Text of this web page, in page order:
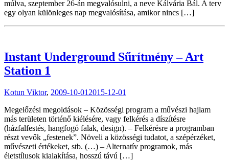
múlva, szeptember 26-án megvalósulni, a neve Kálvária Bál. A terv
egy olyan különleges nap megvalósítása, amikor nincs […]
Instant Underground Sűrítmény – Art
Station 1
Kotun Viktor, 2009-10-01 2015-12-01
Megelőzési megoldások – Közösségi program a művészi hajlam
más területen történő kiélésére, vagy felkérés a díszítésre
(házfalfestés, hangfogó falak, design). – Felkérésre a programban
részt vevők „festenek”. Növeli a közösségi tudatot, a szépérzéket,
művészeti értékeket, stb. (…) – Alternatív programok, más
életstílusok kialakítása, hosszú távú […]